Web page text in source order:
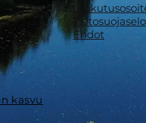
kasvu
Ehdot